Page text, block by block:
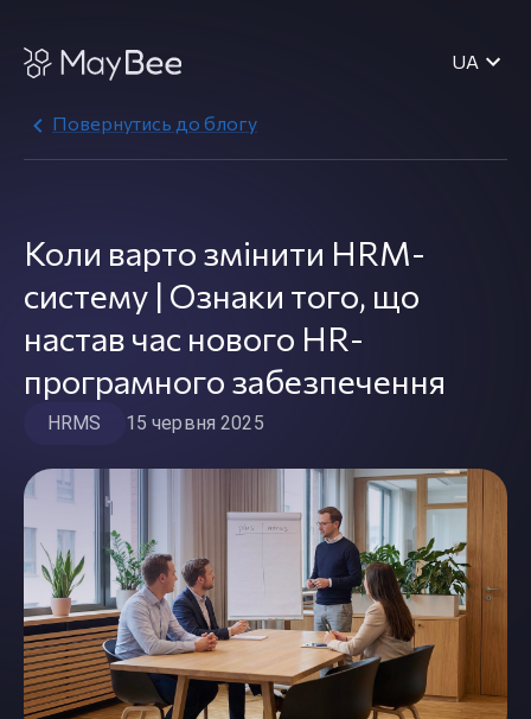
UA
Повернутись до блогу
Коли варто змінити HRM-
систему | Ознаки того, що
настав час нового HR-
програмного забезпечення
HRMS 15 червня 2025